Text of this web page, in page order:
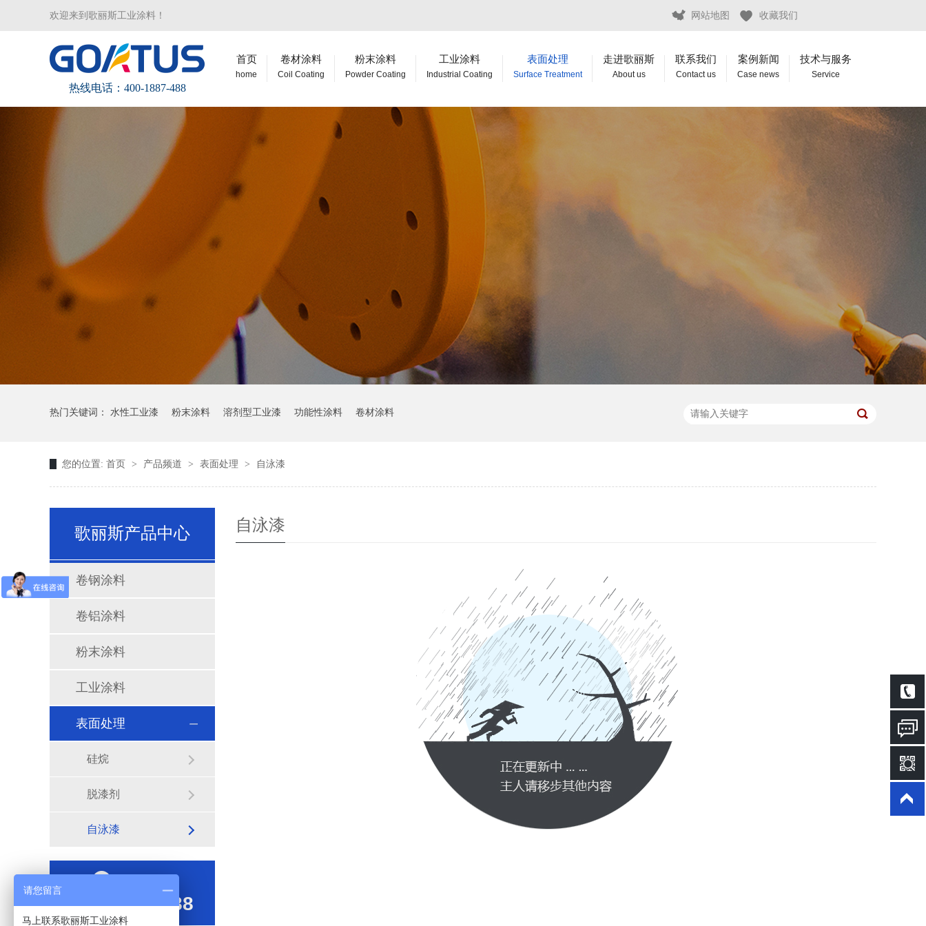
网站地图 收藏我们
欢迎来到歌丽斯工业涂料！
热线电话：400-1887-488
首页
home
卷材涂料
Coil Coating
粉末涂料
Powder Coating
工业涂料
Industrial Coating
表面处理
Surface Treatment
走进歌丽斯
About us
联系我们
Contact us
案例新闻
Case news
技术与服务
Service
热门关键词： 水性工业漆 粉末涂料 溶剂型工业漆 功能性涂料 卷材涂料
您的位置: 首页 > 产品频道 > 表面处理 > 自泳漆
歌丽斯产品中心
卷钢涂料
卷铝涂料
粉末涂料
工业涂料
表面处理
硅烷
脱漆剂
自泳漆
400-1887-488
自泳漆
请您留言
马上联系歌丽斯工业涂料